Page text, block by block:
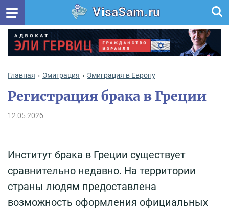
VisaSam.ru
Главная Эмиграция Эмиграция в Европу
Регистрация брака в Греции
12.05.2026
Институт брака в Греции существует
сравнительно недавно. На территории
страны людям предоставлена
возможность оформления официальных